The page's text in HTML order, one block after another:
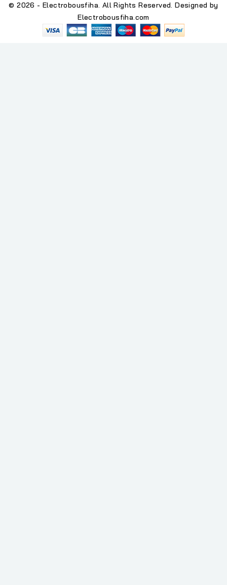
© 2026 - Electrobousfiha. All Rights Reserved. Designed by
Electrobousfiha.com